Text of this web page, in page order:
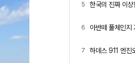
5 한국의 진짜 이
6
7 하데스 911 엔진